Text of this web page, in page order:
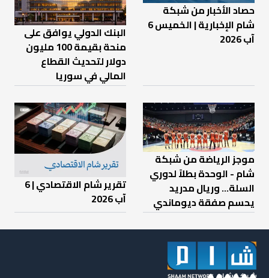
حصاد الأخبار من شبكة
شام الإخبارية | الخميس 6
آب 2026
البنك الدولي يوافق على
منحة بقيمة 100 مليون
دولار لتحديث القطاع
المالي في سوريا
موجز الرياضة من شبكة
شام - الوحدة بطلاً لدوري
السلة... وريال مدريد
يحسم صفقة ديوماندي
تقرير شام الاقتصادي | 6
آب 2026